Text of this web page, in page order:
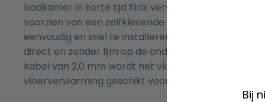
badkamer in korte tijd flink verwarmen. De
voorzien van een zelfklevende mat waardoor de
eenvoudig en snel te installeren is. Door de
direct en zonder lijm op de ondervloer te plaatsen.
kabel van 2,0 mm wordt het vloerniveau niet
vloerverwarming geschikt voor alle vloertypes.
Bij